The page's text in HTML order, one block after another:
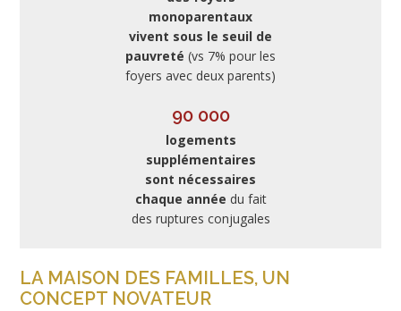
monoparentaux
vivent sous le seuil de
pauvreté (vs 7% pour les
foyers avec deux parents)
90 000
logements
supplémentaires
sont nécessaires
chaque année du fait
des ruptures conjugales
LA MAISON DES FAMILLES, UN
CONCEPT NOVATEUR